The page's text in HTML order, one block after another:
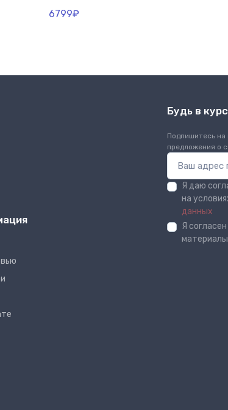
6799₽
Будь в
Подпишитесь
предложения о
Я даю
на
данных
Я
материалы